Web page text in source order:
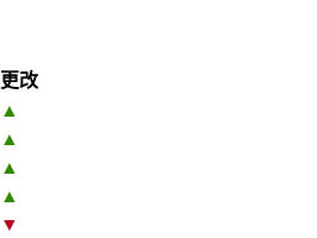
更改
▲
▲
▲
▲
▼